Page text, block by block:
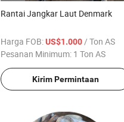
Rantai Jangkar Laut Denmark
Harga FOB:US$1.000 / Ton AS
Pesanan Minimum: 1 Ton AS
Kirim Permintaan